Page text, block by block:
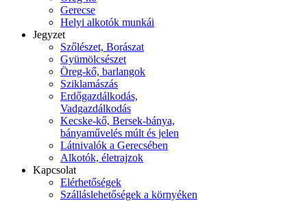
Gerecse
Helyi alkotók munkái
Jegyzet
Szőlészet, Borászat
Gyümölcsészet
Öreg-kő, barlangok
Sziklamászás
Erdőgazdálkodás,
Vadgazdálkodás
Kecske-kő, Bersek-bánya,
bányaművelés múlt és jelen
Látnivalók a Gerecsében
Alkotók, életrajzok
Kapcsolat
Elérhetőségek
Szálláslehetőségek a környéken